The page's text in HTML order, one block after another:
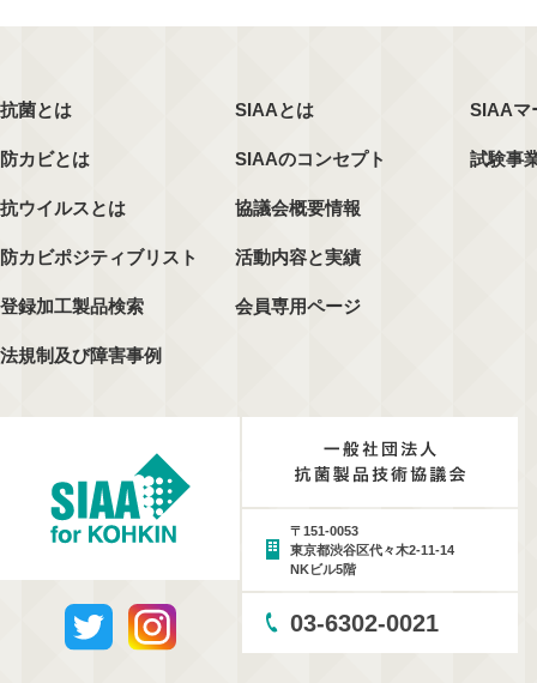
抗菌とは
防カビとは
抗ウイルスとは
防カビポジティブリスト
登録加工製品検索
法規制及び障害事例
SIAAとは
SIAAのコンセプト
協議会概要情報
活動内容と実績
会員専用ページ
SIAAマ
試験事
〒151-0053
東京都渋谷区代々木2-11-14
NKビル5階
03-6302-0021